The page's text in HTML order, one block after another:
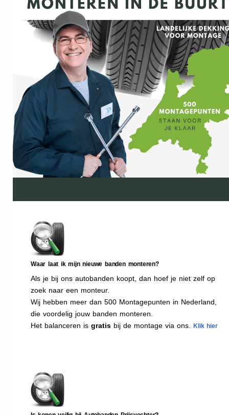
Waar laat ik mijn nieuwe banden monteren?
Als je bij ons autobanden koopt, dan hoef je niet zelf op
zoek naar een monteur.
Wij hebben meer dan 500 Montagepunten in Nederland,
die voordelig jouw banden monteren.
Het balanceren is gratis bij de montage via ons. Klik hier